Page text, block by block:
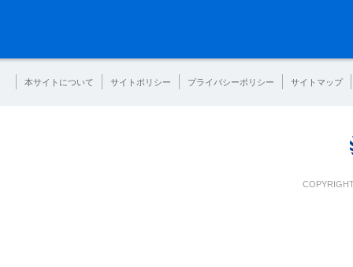
本サイトについて サイトポリシー プライバシーポリシー サイトマップ